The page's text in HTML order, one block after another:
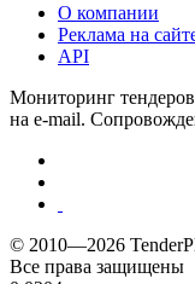
О компании
Реклама на
API
Мониторинг
на e-mail.
© 2010—2026
Все права защищены